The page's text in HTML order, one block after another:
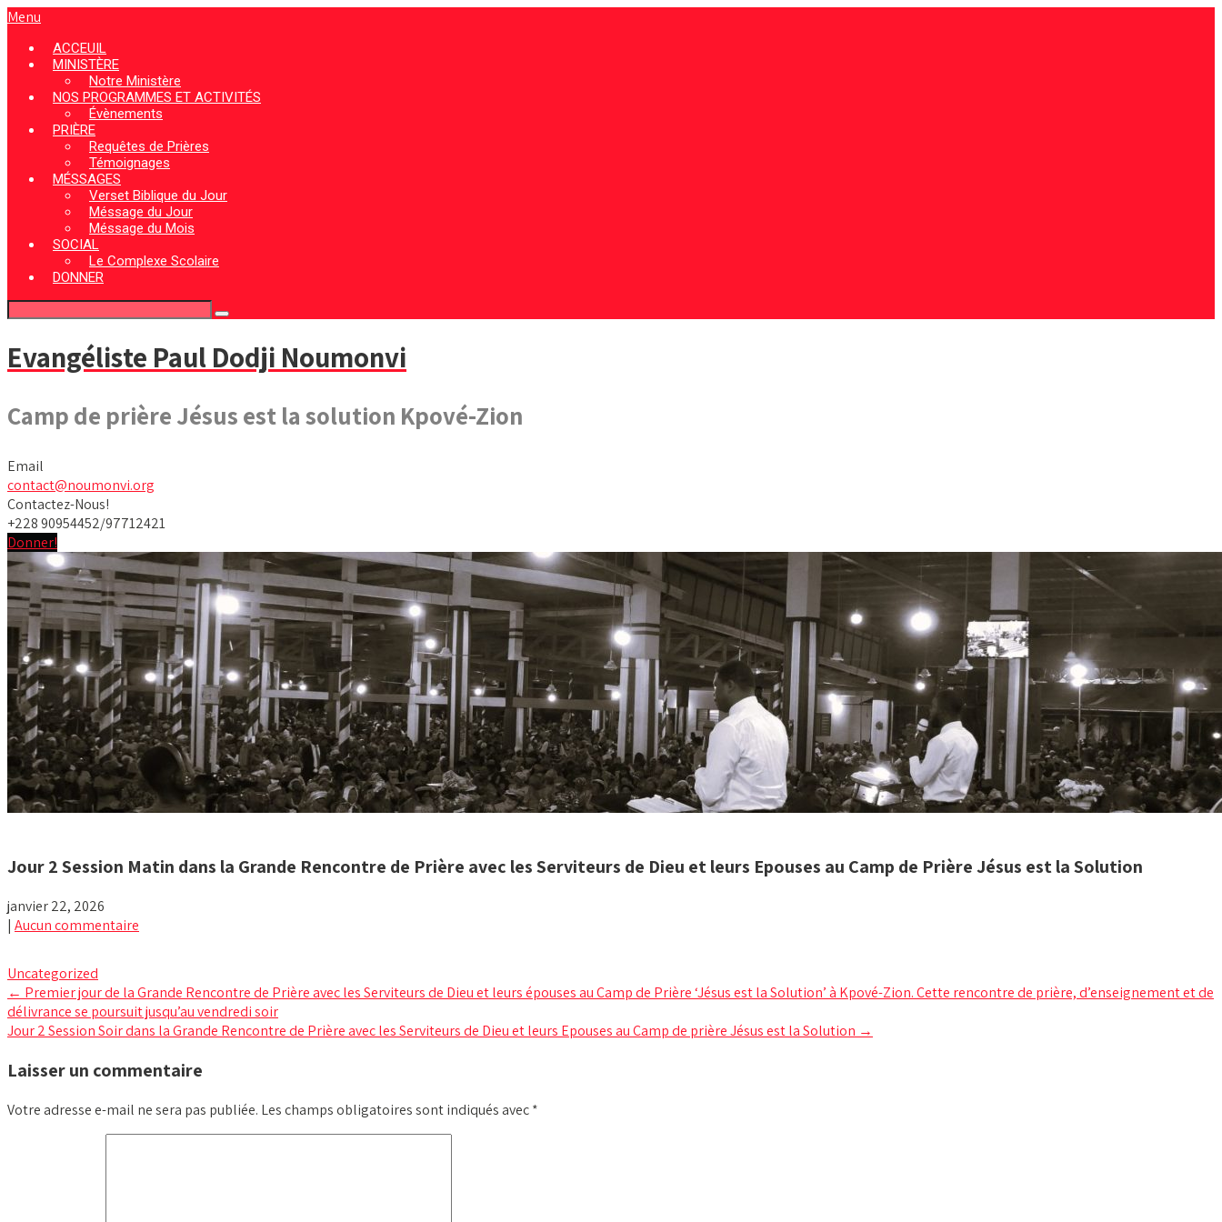
Menu
ACCEUIL
MINISTÈRE
Notre Ministère
NOS PROGRAMMES ET ACTIVITÉS
Évènements
PRIÈRE
Requêtes de Prières
Témoignages
MÉSSAGES
Verset Biblique du Jour
Méssage du Jour
Méssage du Mois
SOCIAL
Le Complexe Scolaire
DONNER
Evangéliste Paul Dodji Noumonvi
Camp de prière Jésus est la solution Kpové-Zion
Email
contact@noumonvi.org
Contactez-Nous!
+228 90954452/97712421
Donner!
Jour 2 Session Matin dans la Grande Rencontre de Prière avec les Serviteurs de Dieu et leurs Epouses au Camp de Prière Jésus est la Solution
janvier 22, 2026
| Aucun commentaire
Uncategorized
Post
navigation
← Premier jour de la Grande Rencontre de Prière avec les Serviteurs de Dieu et leurs épouses au Camp de Prière ‘Jésus est la Solution’ à Kpové-Zion. Cette rencontre de prière, d’enseignement et de
délivrance se poursuit jusqu’au vendredi soir
Jour 2 Session Soir dans la Grande Rencontre de Prière avec les Serviteurs de Dieu et leurs Epouses au Camp de prière Jésus est la Solution →
Laisser un commentaire
Votre adresse e-mail ne sera pas publiée. Les champs obligatoires sont indiqués avec*